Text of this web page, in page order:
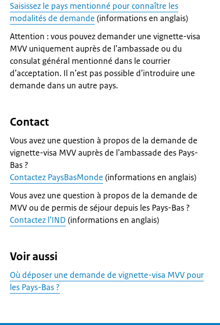
Saisissez le pays mentionné pour connaître les
modalités de demande (informations en anglais)
Attention : vous pouvez demander une vignette-visa
MVV uniquement auprès de l’ambassade ou du
consulat général mentionné dans le courrier
d’acceptation. Il n’est pas possible d’introduire une
demande dans un autre pays.
Contact
Vous avez une question à propos de la demande de
vignette-visa MVV auprès de l’ambassade des Pays-
Bas ?
Contactez PaysBasMonde (informations en anglais)
Vous avez une question à propos de la demande de
MVV ou de permis de séjour depuis les Pays-Bas ?
Contactez l’IND (informations en anglais)
Voir aussi
Où déposer une demande de vignette-visa MVV pour
les Pays-Bas ?